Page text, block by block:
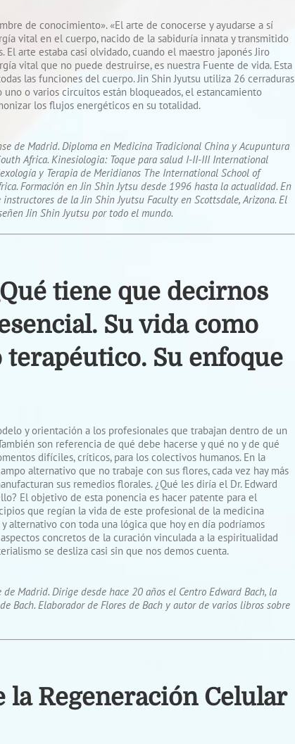
de conocimiento». «El arte de conocerse y ayudarse a sí
vital en el cuerpo, nacido de la sabiduría innata y transmitido
arte estaba casi olvidado, cuando el maestro japonés Jiro
vital que no puede destruirse, es nuestra Fuente de vida. Esta
las funciones del cuerpo. Jin Shin Jyutsu utiliza 26 cerraduras
o varios circuitos están bloqueados, el estancamiento
los flujos energéticos en su totalidad.
de Madrid. Diploma en Medicina Tradicional China y Acupuntura
Africa. Kinesiologia: Toque para salud I-II-III International
y Terapia de Meridianos The International School of
Formación en Jin Shin Jytsu desde 1996 hasta la actualidad. En
de la Jin Shin Jyutsu Faculty en Scottsdale, Arizona. El
Jin Shin Jyutsu por todo el mundo.
tiene que decirnos
Su vida como
Su enfoque
y orientación a los profesionales que trabajan dentro de un
son referencia de qué debe hacerse y qué no y de qué
difíciles, críticos, para los colectivos humanos. En la
alternativo que no trabaje con sus flores, cada vez hay más
sus remedios florales. ¿Qué les diría el Dr. Edward
El objetivo de esta ponencia es hacer patente para el
que regían la vida de este profesional de la medicina
alternativo con toda una lógica que hoy en día podríamos
concretos de la curación vinculada a la espiritualidad
se desliza casi sin que nos demos cuenta.
Madrid. Dirige desde hace 20 años el Centro Edward Bach, la
Bach. Elaborador de Flores de Bach y autor de varios libros sobre
Regeneración Celular